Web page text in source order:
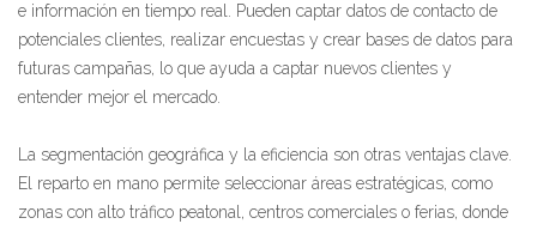
e información en tiempo real. Pueden captar datos de contacto de
potenciales clientes, realizar encuestas y crear bases de datos para
futuras campañas, lo que ayuda a captar nuevos clientes y
entender mejor el mercado.
La segmentación geográfica y la eficiencia son otras ventajas clave.
El reparto en mano permite seleccionar áreas estratégicas, como
zonas con alto tráfico peatonal, centros comerciales o ferias, donde